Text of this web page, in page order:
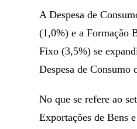
A Despesa de
(1,0%) e a Formação
Fixo (3,5%) se
Despesa de Consumo
No que se refere ao
Exportações de Bens